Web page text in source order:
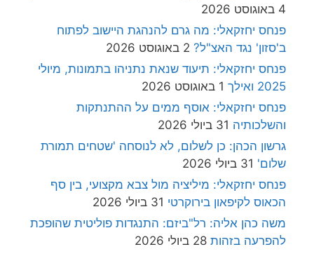
4 באוגוסט 2026
פנחס יחזקאלי: מה גרם להנהגת היישוב לפתוח
ב'סזון' נגד האצ"ל? 2 באוגוסט 2026
פנחס יחזקאלי: תיעוד שנאת נתניהו בתמונות, מיולי
2025 ואילך
1 באוגוסט 2026
פנחס יחזקאלי: אוסף ממים על ההתנתקות
והשלכותיה 31 ביולי 2026
גרשון הכהן: כן לשלום, לא לנוסחה 'שטחים תמורת
שלום' 31 ביולי 2026
פנחס יחזקאלי: מיליציה מול צבא מקצועי, בין סף
הכאוס לקיפאון בירוקרטי 31 ביולי 2026
משה כהן אליה: רל"ביזם: התנגדות פוליטית שהופכת
להפרעה בזהות 28 ביולי 2026